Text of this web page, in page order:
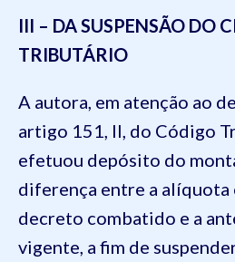
III – DA SUSPENSÃO DO
TRIBUTÁRIO
A autora, em atenção ao
artigo 151, II, do Código
efetuou depósito do
diferença entre a alíquota
decreto combatido e a
vigente, a fim de